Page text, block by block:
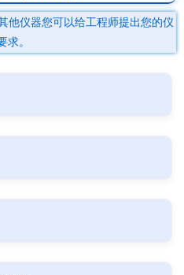
他仪器您可以给工程师提出您的仪
求。